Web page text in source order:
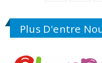
Plus D'entre